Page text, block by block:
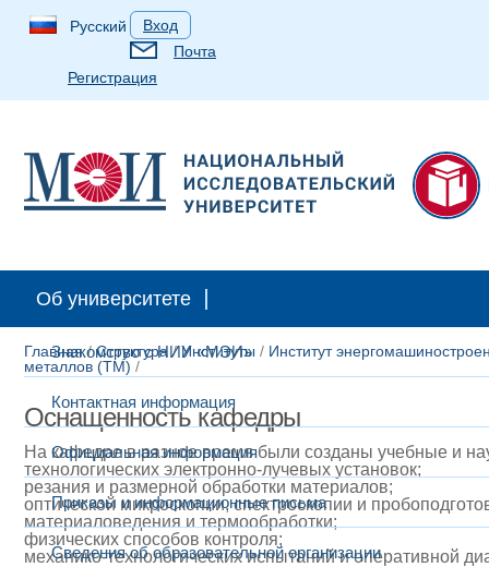
Русский
Вход
Почта
Регистрация
Об университете
Знакомство с НИУ «МЭИ»
Контактная информация
Официальная информация
Приказы и информационные письма
Сведения об образовательной организации
Главная/Структура/Институты / Институт
металлов (ТМ) /
Оснащенность кафедры
На кафедре в разное время были созданы учебные и
технологических электронно-лучевых установок;
резания и размерной обработки материалов;
оптической микроскопии, спектроскопии и
материаловедения и термообработки;
физических способов контроля​;
механико-технологических испытаний и оперативной